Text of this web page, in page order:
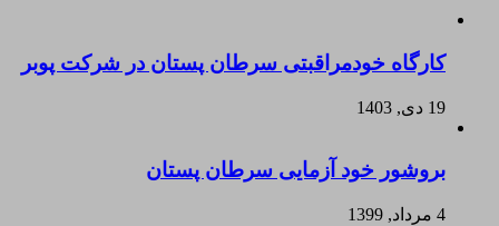
کارگاه خودمراقبتی سرطان پستان در شرکت پوبر
19 دی, 1403
بروشور خود آزمایی سرطان پستان
4 مرداد, 1399